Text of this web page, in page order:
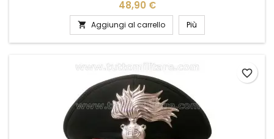
comfort e resistenza, perfetto per affrontare ogni avventura
quotidiana. Il suo design classico, ispirato alle uniformi
militari, aggiunge un tocco di eleganza e carattere...
48,90 €
 Aggiungi al carrello Più
favorite_border